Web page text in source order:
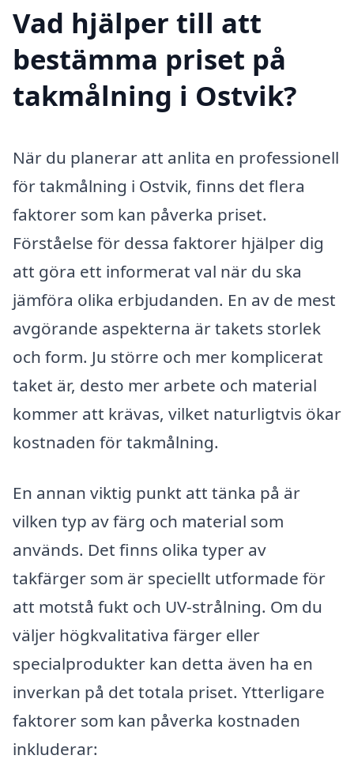
Vad hjälper till att
bestämma priset på
takmålning i Ostvik?
När du planerar att anlita en professionell
för takmålning i Ostvik, finns det flera
faktorer som kan påverka priset.
Förståelse för dessa faktorer hjälper dig
att göra ett informerat val när du ska
jämföra olika erbjudanden. En av de mest
avgörande aspekterna är takets storlek
och form. Ju större och mer komplicerat
taket är, desto mer arbete och material
kommer att krävas, vilket naturligtvis ökar
kostnaden för takmålning.
En annan viktig punkt att tänka på är
vilken typ av färg och material som
används. Det finns olika typer av
takfärger som är speciellt utformade för
att motstå fukt och UV-strålning. Om du
väljer högkvalitativa färger eller
specialprodukter kan detta även ha en
inverkan på det totala priset. Ytterligare
faktorer som kan påverka kostnaden
inkluderar: